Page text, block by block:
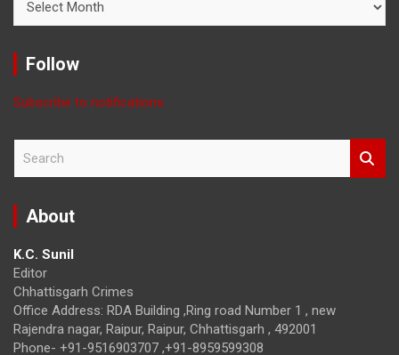
News
Month
Follow
Subscribe to notifications
r
About
K.C. Sunil
Editor
Chhattisgarh Crimes
Office Address: RDA Building ,Ring road Number 1 , new
Rajendra nagar, Raipur, Raipur, Chhattisgarh , 492001
Phone- +91-9516903707 ,+91-8959599308